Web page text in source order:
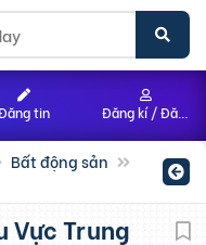
Bất động sản
tin